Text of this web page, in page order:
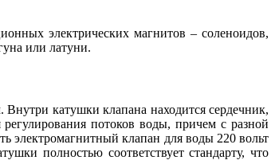
электрических магнитов – соленоидов,
или латуни.
катушки клапана находится сердечник,
потоков воды, причем с разной
электромагнитный клапан для воды 220 вольт
полностью соответствует стандарту, что